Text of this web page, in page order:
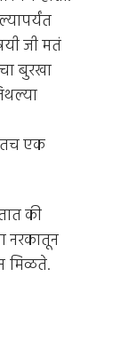
जी मतं
बुरखा
एक
की
नरकातून
मिळते.